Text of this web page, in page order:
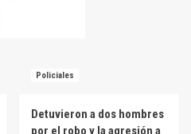
Policiales
Detuvieron a dos hombres
por el robo y la agresión a